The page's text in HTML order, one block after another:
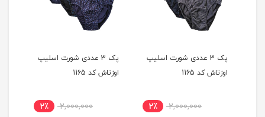
پک 3 عددی شورت اسلیپ
اوزتاش کد 1165
2,000,000 2٪
پک 3 عددی شورت اسلیپ
اوزتاش کد 1165
2,000,000 2٪